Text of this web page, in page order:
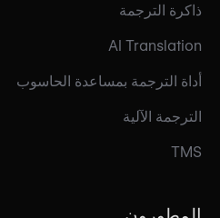
ذاكرة الترجمة
AI Translation
أداة الترجمة بمساعدة الحاسوب
الترجمة الآلية
TMS